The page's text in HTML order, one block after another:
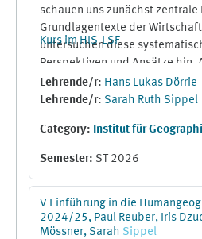
schauen uns zunächst zentrale
Grundlagentexte der
untersuchen diese
Perspektiven und Ansätze hin.
erstellen wir dann einen
die Einsteiger:innen in die
Subdisziplin der
Kurs im HIS-LSF
Lehrende/r: Hans Lukas Dörrie
Lehrende/r: Sarah Ruth Sippel
Category: Institut für
Semester: ST 2026
V Einführung in die
2024/25, Paul Reuber, Iris
Mössner, Sarah Sippel